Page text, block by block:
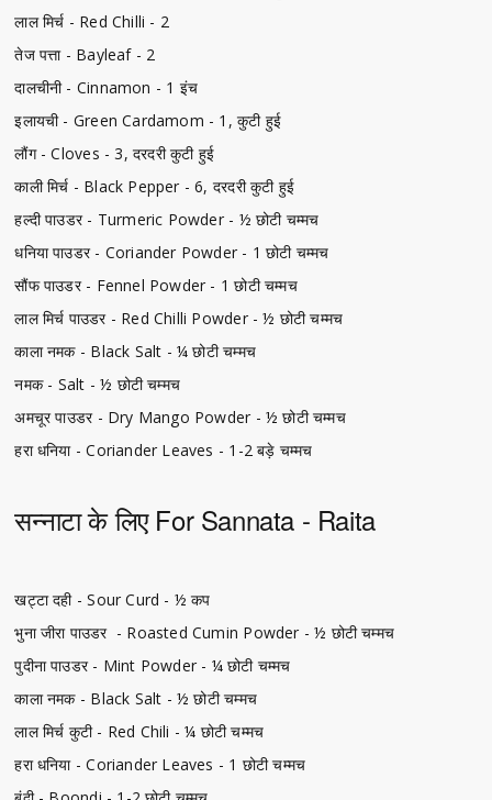
लाल मिर्च - Red Chilli - 2
तेज पत्ता - Bayleaf - 2
दालचीनी - Cinnamon - 1 इंच
इलायची - Green Cardamom - 1, कुटी हुई
लौंग - Cloves - 3, दरदरी कुटी हुई
काली मिर्च - Black Pepper - 6, दरदरी कुटी हुई
हल्दी पाउडर - Turmeric Powder - ½ छोटी चम्मच
धनिया पाउडर - Coriander Powder - 1 छोटी चम्मच
सौंफ पाउडर - Fennel Powder - 1 छोटी चम्मच
लाल मिर्च पाउडर - Red Chilli Powder - ½ छोटी चम्मच
काला नमक - Black Salt - ¼ छोटी चम्मच
नमक - Salt - ½ छोटी चम्मच
अमचूर पाउडर - Dry Mango Powder - ½ छोटी चम्मच
हरा धनिया - Coriander Leaves - 1-2 बड़े चम्मच
सन्नाटा के लिए For Sannata - Raita
खट्टा दही - Sour Curd - ½ कप
भुना जीरा पाउडर - Roasted Cumin Powder - ½ छोटी चम्मच
पुदीना पाउडर - Mint Powder - ¼ छोटी चम्मच
काला नमक - Black Salt - ½ छोटी चम्मच
लाल मिर्च कुटी - Red Chili - ¼ छोटी चम्मच
हरा धनिया - Coriander Leaves - 1 छोटी चम्मच